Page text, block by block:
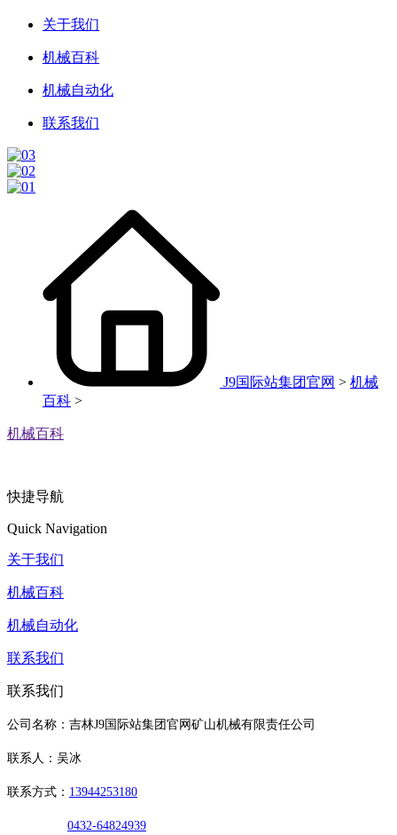
关于我们
机械百科
机械自动化
联系我们
J9国际站集团官网 > 机械
百科 >
机械百科
快捷导航
Quick Navigation
关于我们
机械百科
机械自动化
联系我们
联系我们
公司名称：吉林J9国际站集团官网矿山机械有限责任公司
联系人：吴冰
联系方式： 13944253180
0432-64824939